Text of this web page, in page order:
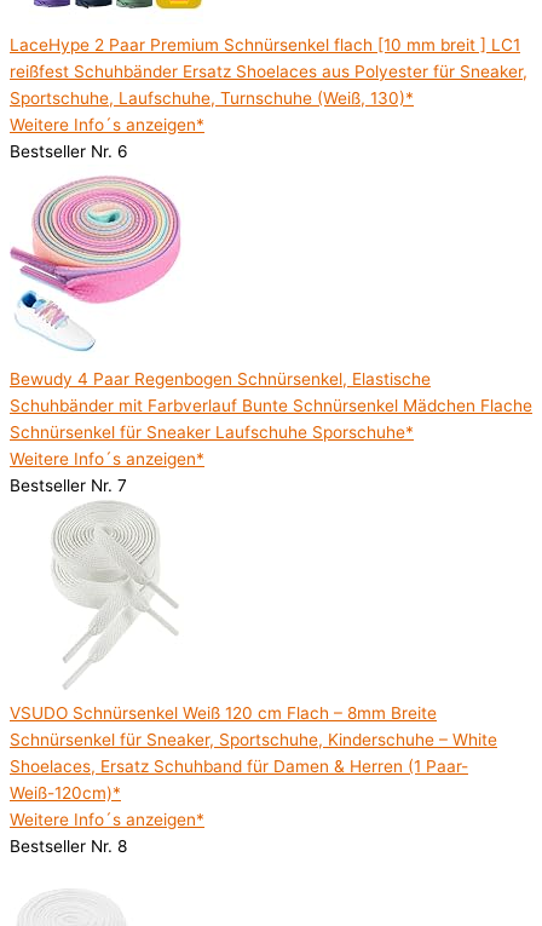
LaceHype 2 Paar Premium Schnürsenkel flach [10 mm breit ] LC1
reißfest Schuhbänder Ersatz Shoelaces aus Polyester für Sneaker,
Sportschuhe, Laufschuhe, Turnschuhe (Weiß, 130)*
Weitere Info´s anzeigen*
Bestseller Nr. 6
Bewudy 4 Paar Regenbogen Schnürsenkel, Elastische
Schuhbänder mit Farbverlauf Bunte Schnürsenkel Mädchen Flache
Schnürsenkel für Sneaker Laufschuhe Sporschuhe*
Weitere Info´s anzeigen*
Bestseller Nr. 7
VSUDO Schnürsenkel Weiß 120 cm Flach – 8mm Breite
Schnürsenkel für Sneaker, Sportschuhe, Kinderschuhe – White
Shoelaces, Ersatz Schuhband für Damen & Herren (1 Paar-
Weiß-120cm)*
Weitere Info´s anzeigen*
Bestseller Nr. 8